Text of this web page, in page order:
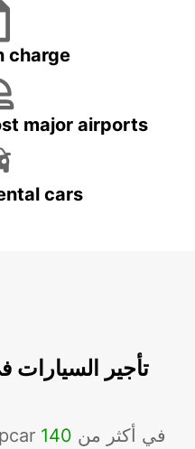
charge
major airports
cars
تأجير السيارات
موقعًا لشركة Europcar في أكثر من 140